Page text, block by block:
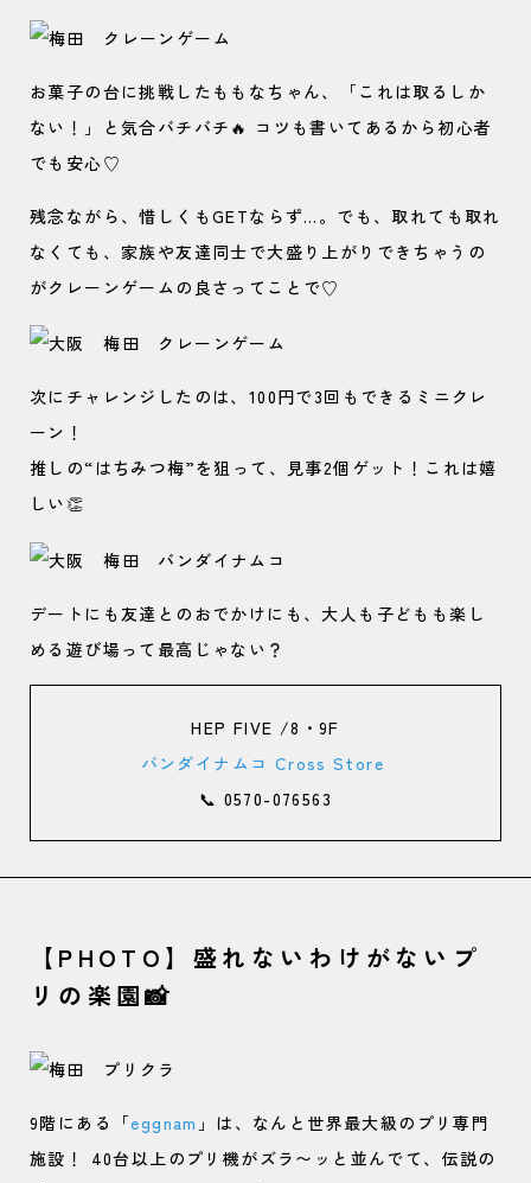
お菓子の台に挑戦したももなちゃん、「これは取るしか
ない！」と気合バチバチ🔥 コツも書いてあるから初心者
でも安心♡
残念ながら、惜しくもGETならず…。でも、取れても取れ
なくても、家族や友達同士で大盛り上がりできちゃうの
がクレーンゲームの良さってことで♡
次にチャレンジしたのは、100円で3回もできるミニクレ
ーン！
推しの“はちみつ梅”を狙って、見事2個ゲット！これは嬉
しい👏
デートにも友達とのおでかけにも、大人も子どもも楽し
める遊び場って最高じゃない？
HEP FIVE /8・9F
バンダイナムコ Cross Store
📞 0570-076563
【PHOTO】盛れないわけがないプ
リの楽園📸
9階にある「eggnam 」は、なんと世界最大級のプリ専門
施設！ 40台以上のプリ機がズラ〜ッと並んでて、伝説の